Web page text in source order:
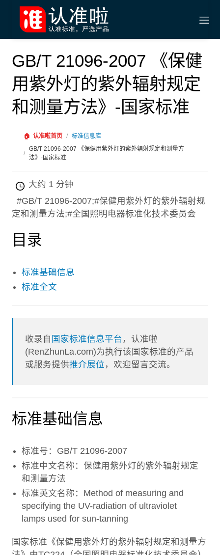
GB/T 21096-2007 《保健
用紫外灯的紫外辐射规定
和测量方法》-国家标准
🏠 认准啦首页 / 标准信息库
/
GB/T 21096-2007 《保健用紫外灯的紫外辐射规定和测量方
法》-国家标准
大约 1 分钟
#GB/T 21096-2007;#保健用紫外灯的紫外辐射规
定和测量方法;#全国照明电器标准化技术委员会
目录
标准基础信息
标准全文
收录自 国家标准信息平台 ，认准啦
(RenZhunLa.com)为执行该国家标准的产品
或服务提供推介展位 ，欢迎留言交流。
标准基础信息
标准号：GB/T 21096-2007
标准中文名称：保健用紫外灯的紫外辐射规定
和测量方法
标准英文名称：Method of measuring and
specifying the UV-radiation of ultraviolet
lamps used for sun-tanning
国家标准《保健用紫外灯的紫外辐射规定和测量方